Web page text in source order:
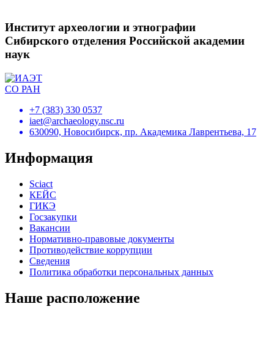
Институт археологии и этнографии
Сибирского отделения Российской академии
наук
+7 (383) 330 0537
iaet@archaeology.nsc.ru
630090, Новосибирск, пр. Академика Лаврентьева, 17
Информация
Sciact
КЕЙС
ГИКЭ
Госзакупки
Вакансии
Нормативно-правовые документы
Противодействие коррупции
Сведения
Политика обработки персональных данных
Наше расположение